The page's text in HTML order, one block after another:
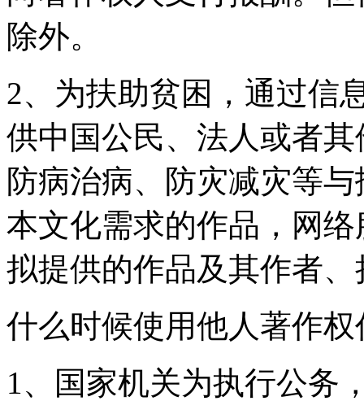
除外。
2、为扶助贫困，通过信
供中国公民、法人或者
防病治病、防灾减灾等
本文化需求的作品，网
拟提供的作品及其作者
什么时候使用他人著作
1、国家机关为执行公务